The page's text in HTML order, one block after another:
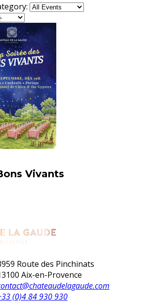
Vivants
Route des Pinchinats
Aix-en-Provence
(0)4 84 930 930